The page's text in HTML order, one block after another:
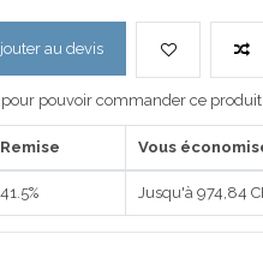
au devis
pouvoir commander ce produit
Remise Vous
41.5% Jusqu'à 974,84